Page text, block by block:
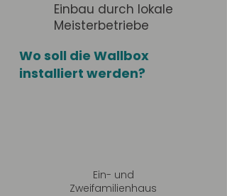
Einbau durch lokale
Meisterbetriebe
Wo soll die Wallbox
installiert werden?
Ein- und
Zweifamilienhaus